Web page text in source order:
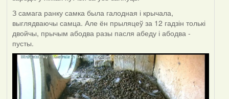
З самага ранку самка была галодная і крычала,
выглядваючы самца. Але ён прыляцеў за 12 гадзін толькі
двойчы, прычым абодва разы пасля абеду і абодва -
пусты.